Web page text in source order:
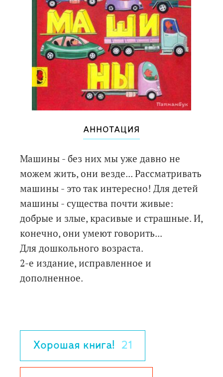
АННОТАЦИЯ
Машины - без них мы уже давно не
можем жить, они везде... Рассматривать
машины - это так интересно! Для детей
машины - существа почти живые:
добрые и злые, красивые и страшные. И,
конечно, они умеют говорить...
Для дошкольного возраста.
2-е издание, исправленное и
дополненное.
Хорошая книга! 21